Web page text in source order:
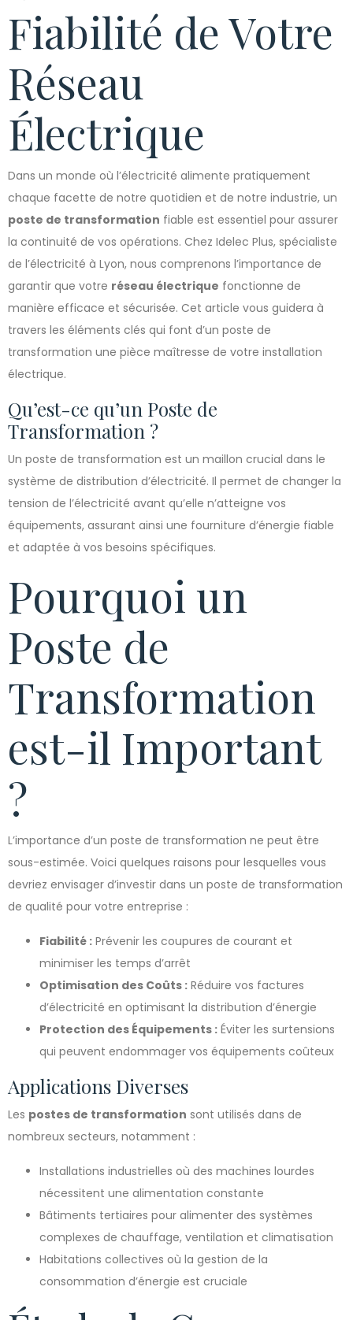
Fiabilité de Votre
Réseau
Électrique
Dans un monde où l’électricité alimente pratiquement
chaque facette de notre quotidien et de notre industrie, un
poste de transformation fiable est essentiel pour assurer
la continuité de vos opérations. Chez Idelec Plus, spécialiste
de l’électricité à Lyon, nous comprenons l’importance de
garantir que votre réseau électrique fonctionne de
manière efficace et sécurisée. Cet article vous guidera à
travers les éléments clés qui font d’un poste de
transformation une pièce maîtresse de votre installation
électrique.
Qu’est-ce qu’un Poste de
Transformation ?
Un poste de transformation est un maillon crucial dans le
système de distribution d’électricité. Il permet de changer la
tension de l’électricité avant qu’elle n’atteigne vos
équipements, assurant ainsi une fourniture d’énergie fiable
et adaptée à vos besoins spécifiques.
Pourquoi un
Poste de
Transformation
est-il Important
?
L’importance d’un poste de transformation ne peut être
sous-estimée. Voici quelques raisons pour lesquelles vous
devriez envisager d’investir dans un poste de transformation
de qualité pour votre entreprise :
Fiabilité : Prévenir les coupures de courant et
minimiser les temps d’arrêt
Optimisation des Coûts : Réduire vos factures
d’électricité en optimisant la distribution d’énergie
Protection des Équipements : Éviter les surtensions
qui peuvent endommager vos équipements coûteux
Applications Diverses
Les postes de transformation sont utilisés dans de
nombreux secteurs, notamment :
Installations industrielles où des machines lourdes
nécessitent une alimentation constante
Bâtiments tertiaires pour alimenter des systèmes
complexes de chauffage, ventilation et climatisation
Habitations collectives où la gestion de la
consommation d’énergie est cruciale